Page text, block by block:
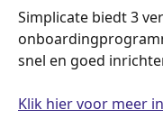
Simplicate biedt 3
snel en goed
Klik hier voor meer